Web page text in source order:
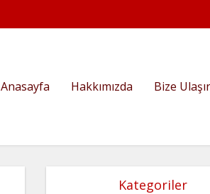
Anasayfa Hakkımızda Bize
Kategoriler